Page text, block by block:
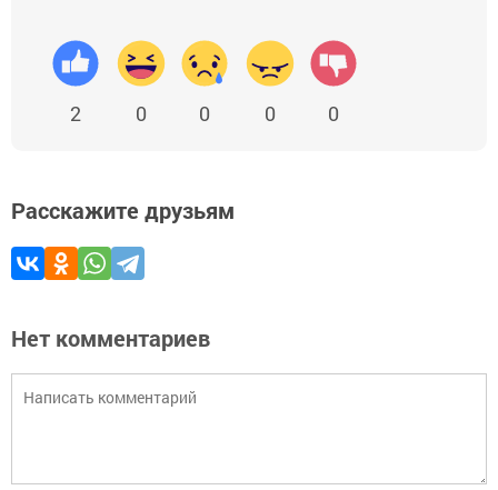
2 0 0 0 0
Расскажите друзьям
Нет комментариев